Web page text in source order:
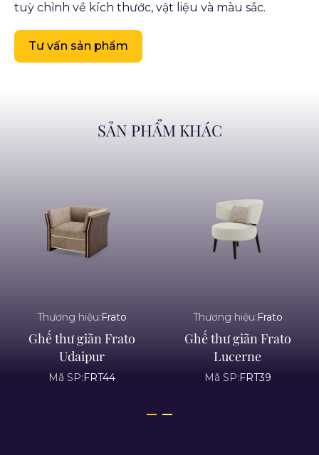
tuỳ chỉnh về kích thước, vật liệu và màu sắc.
Tư vấn sản phẩm
SẢN PHẨM KHÁC
Thương hiệu:Frato
Ghế thư giãn Frato
Udaipur
Mã SP:FRT44
Thương hiệu:Frato
Ghế thư giãn Frato
Lucerne
Mã SP:FRT39